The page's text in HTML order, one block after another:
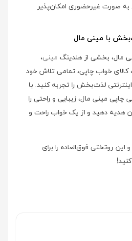
صورت غیرحضوری امکان‌پذیر
با مینی مال
مال، بخشی از هلدینگ مینی،
خواب چاپی، تمامی تلاش خود
لذت‌بخش را تجربه کنید. با
چاپی مینی مال، زیبایی و راحتی را
هدیه دهید و از یک خواب راحت و
این روتختی فوق‌العاده را برای